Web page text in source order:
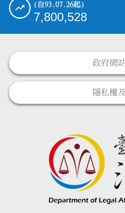
(自93.07.26起)
7,800,528
政府網
隱私權